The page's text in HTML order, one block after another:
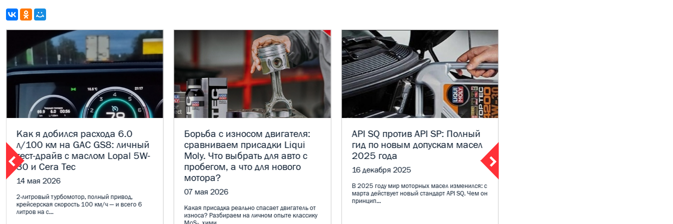
Как я добился расхода 6.0
л/100 км на GAC GS8: личный
тест-драйв с маслом Lopal 5W-
30 и Cera Tec
14 мая 2026
2-литровый турбомотор, полный привод,
крейсерская скорость 100 км/ч — и всего 6
литров на с...
Борьба с износом двигателя:
сравниваем присадки Liqui
Moly. Что выбрать для авто с
пробегом, а что для нового
мотора?
07 мая 2026
Какая присадка реально спасает двигатель от
износа? Разбираем на личном опыте классику
API SQ против API SP: Полный
гид по новым допускам масел
2025 года
16 декабря 2025
В 2025 году мир моторных масел изменился: с
марта действует новый стандарт API SQ. Чем он
принцип...